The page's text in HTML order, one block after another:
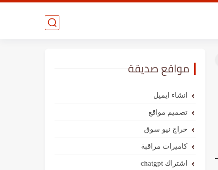
مواقع صديقة
انشاء ايميل
تصميم مواقع
حراج نيو سوق
كاميرات مراقبة
اشتراك chatgpt